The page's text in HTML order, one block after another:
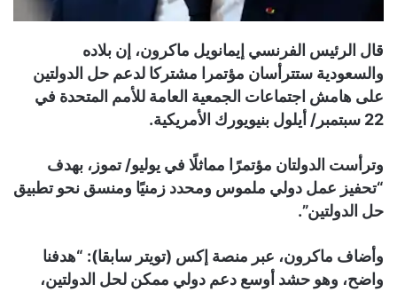
قال الرئيس الفرنسي إيمانويل ماكرون، إن بلاده
والسعودية ستترأسان مؤتمرا مشتركا لدعم حل الدولتين
على هامش اجتماعات الجمعية العامة للأمم المتحدة في
22 سبتمبر/ أيلول بنيويورك الأمريكية.
وترأست الدولتان مؤتمرًا مماثلًا في يوليو/ تموز، بهدف
“تحفيز عمل دولي ملموس ومحدد زمنيًا ومنسق نحو تطبيق
حل الدولتين”.
وأضاف ماكرون، عبر منصة إكس (تويتر سابقا): “هدفنا
واضح، وهو حشد أوسع دعم دولي ممكن لحل الدولتين،